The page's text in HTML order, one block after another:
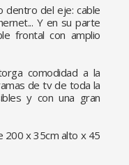
dentro del eje: cable
Y en su parte
frontal con amplio
comodidad a la
de tv de toda la
y con una gran
200 x 35cm alto x 45